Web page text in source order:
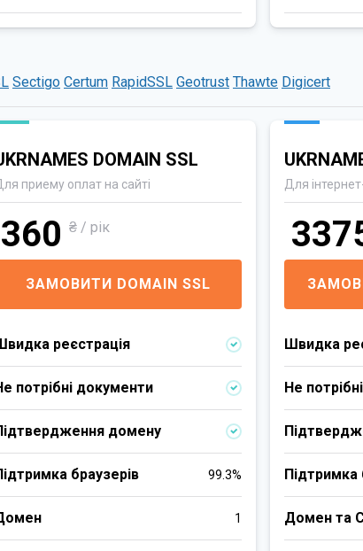
Sectigo Certum RapidSSL Geotrust Thawte Digicert
DOMAIN SSL
приему оплат на сайті
360 ₴ / рік
ЗАМОВИТИ DOMAIN SSL
реєстрація
потрібні документи
домену
браузерів 99.3%
1
Для
Швидка
Не
Підтримка
Домен та